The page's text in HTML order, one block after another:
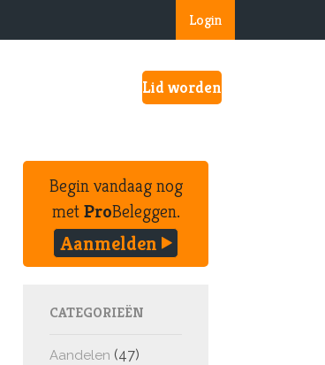
Login
Lid worden
Begin vandaag nog
metProBeleggen.
Aanmelden
CATEGORIEËN
Aandelen (47)